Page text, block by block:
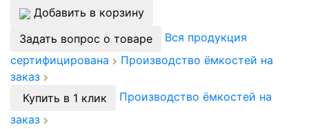
Добавить в корзину
Задать вопрос о товаре
Вся продукция
сертифицирована
Производство ёмкостей на
заказ
Купить в 1 клик
Производство ёмкостей на
заказ